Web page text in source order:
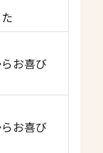
お喜び
お喜び